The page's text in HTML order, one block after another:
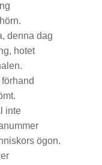
denna dag
hotet
inte
ögon.